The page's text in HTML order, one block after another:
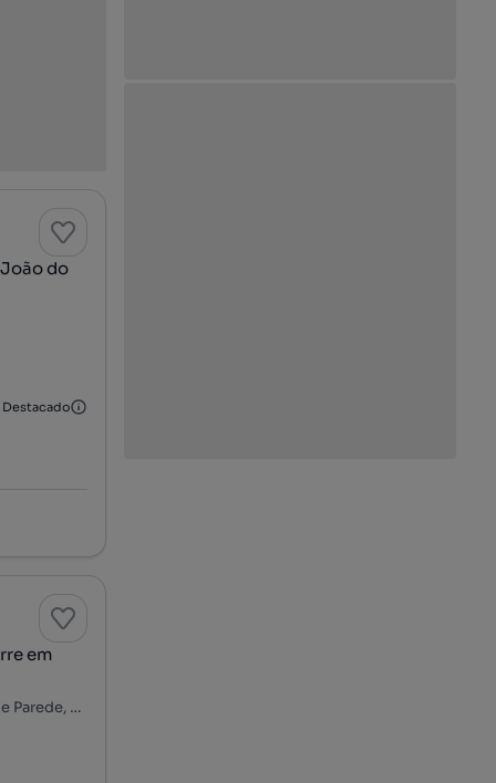
do
Destacado
em
Rua Carlos Lopes, Lombos Sul - Alto dos Lombos, Carcavelos e Parede, Cascais, Lisboa